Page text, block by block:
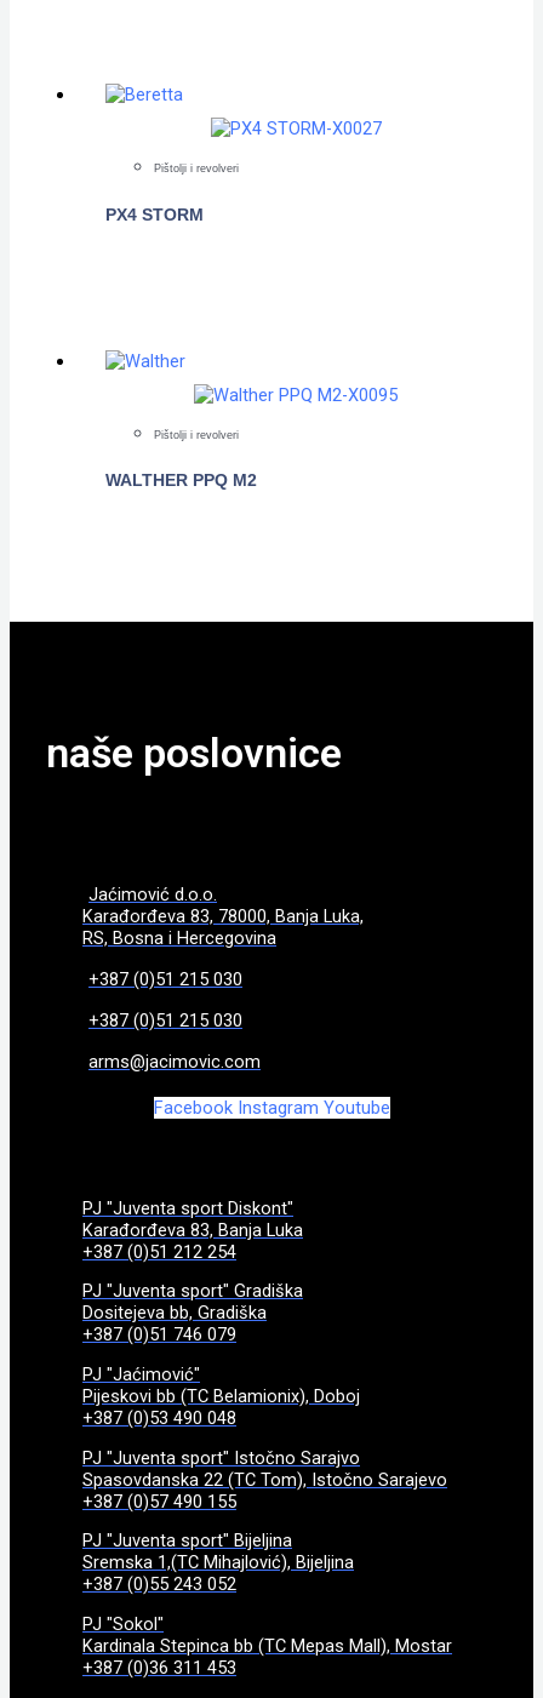
Pištolji i revolveri
PX4 STORM
Pištolji i revolveri
WALTHER PPQ M2
naše poslovnice
Jaćimović d.o.o.
Karađorđeva 83, 78000, Banja Luka,
RS, Bosna i Hercegovina
+387 (0)51 215 030
+387 (0)51 215 030
arms@jacimovic.com
Facebook Instagram Youtube
PJ "Juventa sport Diskont"
Karađorđeva 83, Banja Luka
+387 (0)51 212 254
PJ "Juventa sport" Gradiška
Dositejeva bb, Gradiška
+387 (0)51 746 079
PJ "Jaćimović"
Pijeskovi bb (TC Belamionix), Doboj
+387 (0)53 490 048
PJ "Juventa sport" Istočno Sarajvo
Spasovdanska 22 (TC Tom), Istočno Sarajevo
+387 (0)57 490 155
PJ "Juventa sport" Bijeljina
Sremska 1,(TC Mihajlović), Bijeljina
+387 (0)55 243 052
PJ "Sokol"
Kardinala Stepinca bb (TC Mepas Mall), Mostar
+387 (0)36 311 453